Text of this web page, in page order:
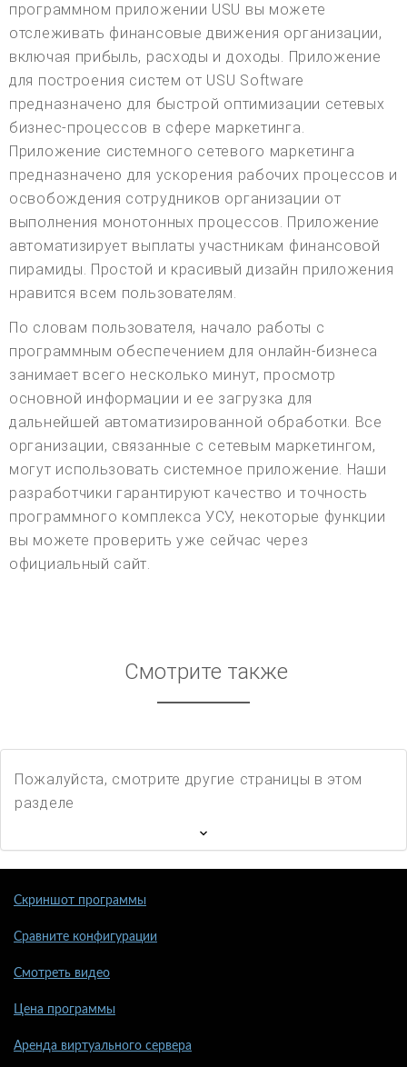
программном приложении USU вы можете
отслеживать финансовые движения организации,
включая прибыль, расходы и доходы. Приложение
для построения систем от USU Software
предназначено для быстрой оптимизации сетевых
бизнес-процессов в сфере маркетинга.
Приложение системного сетевого маркетинга
предназначено для ускорения рабочих процессов и
освобождения сотрудников организации от
выполнения монотонных процессов. Приложение
автоматизирует выплаты участникам финансовой
пирамиды. Простой и красивый дизайн приложения
нравится всем пользователям.
По словам пользователя, начало работы с
программным обеспечением для онлайн-бизнеса
занимает всего несколько минут, просмотр
основной информации и ее загрузка для
дальнейшей автоматизированной обработки. Все
организации, связанные с сетевым маркетингом,
могут использовать системное приложение. Наши
разработчики гарантируют качество и точность
программного комплекса УСУ, некоторые функции
вы можете проверить уже сейчас через
официальный сайт.
Смотрите также
Пожалуйста, смотрите другие страницы в этом
разделе
Скриншот программы
Сравните конфигурации
Смотреть видео
Цена программы
Аренда виртуального сервера